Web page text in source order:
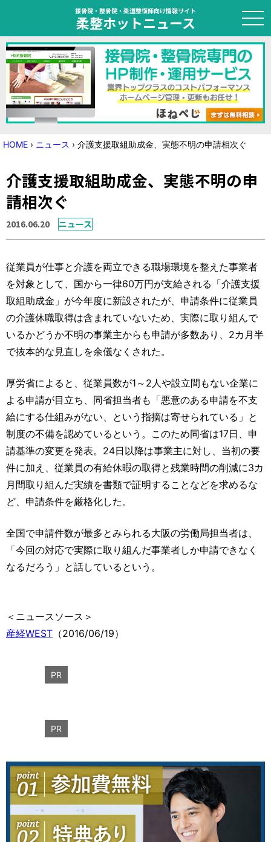
接骨院・整骨院・柔道整復師向け情報サイト
柔整ホットニュース
HOME
トピック
ニュース
国家試験対策
学会・セミナー情報
運営元 お問い合わせ
HOME › ニュース › 介護支援取組助成金、実態不明の申請相次ぐ
介護支援取組助成金、実態不明の申
請相次ぐ
2016.06.20 ニュース
従業員が仕事と介護を両立できる職場環境を整えた事業者
を対象として、国から一律60万円が支給される「介護支援
取組助成金」が今年度に新設されたが、申請条件に従業員
の介護休職取得は含まれていないため、実際に取り組んで
いるかどうか不明の事業主からも申請が多数あり、2カ月半
で抜本的な見直しを余儀なくされた。
厚労省によると、従業員数が1～2人や設立間もない企業に
よる申請が目立ち、同省担当者も「悪意のある申請を不支
給にする仕組みがない、という指摘は寄せられている」と
制度の不備を認めているという。このため同省は17日、申
請基準の変更を発表。24日以降は事業主に対し、当初の要
件に加え、従業員の有給休暇の取得と残業時間の削減に3カ
月間取り組んだ実績を書類で証明することなどを求めるな
ど、申請条件を厳格化した。
全国で申請件数が最多とみられる大阪の労働局担当者は、
「今回の対応で実際に取り組んだ事業者しか申請できなく
なるだろう」と話しているという。
＜ニュースソース＞
産経WEST （2016/06/19）
PR
PR